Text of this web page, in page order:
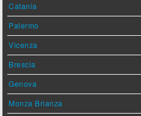
Catania
Palermo
Vicenza
Brescia
Genova
Monza Brianza